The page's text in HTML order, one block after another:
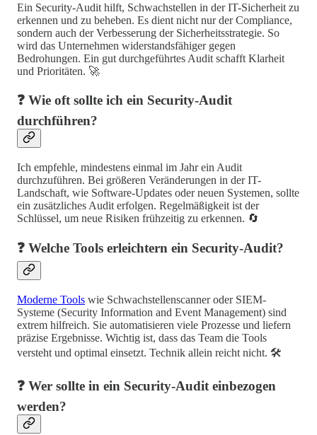
Ein Security-Audit hilft, Schwachstellen in der IT-Sicherheit zu
erkennen und zu beheben. Es dient nicht nur der Compliance,
sondern auch der Verbesserung der Sicherheitsstrategie. So
wird das Unternehmen widerstandsfähiger gegen
Bedrohungen. Ein gut durchgeführtes Audit schafft Klarheit
und Prioritäten. 🚀
❓ Wie oft sollte ich ein Security-Audit
durchführen?
Ich empfehle, mindestens einmal im Jahr ein Audit
durchzuführen. Bei größeren Veränderungen in der IT-
Landschaft, wie Software-Updates oder neuen Systemen, sollte
ein zusätzliches Audit erfolgen. Regelmäßigkeit ist der
Schlüssel, um neue Risiken frühzeitig zu erkennen. 🔄
❓ Welche Tools erleichtern ein Security-Audit?
Moderne Tools wie Schwachstellenscanner oder SIEM-
Systeme (Security Information and Event Management) sind
extrem hilfreich. Sie automatisieren viele Prozesse und liefern
präzise Ergebnisse. Wichtig ist, dass das Team die Tools
versteht und optimal einsetzt. Technik allein reicht nicht. 🛠️
❓ Wer sollte in ein Security-Audit einbezogen
werden?